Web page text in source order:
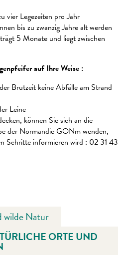
vier Legezeiten pro Jahr
bis zu zwanzig Jahre alt werden
5 Monate und liegt zwischen
auf Ihre Weise :
Brutzeit keine Abfälle am Strand
Leine
können Sie sich an die
der Normandie GONm wenden,
Schritte informieren wird : 02 31 43
wilde Natur
ORTE UND